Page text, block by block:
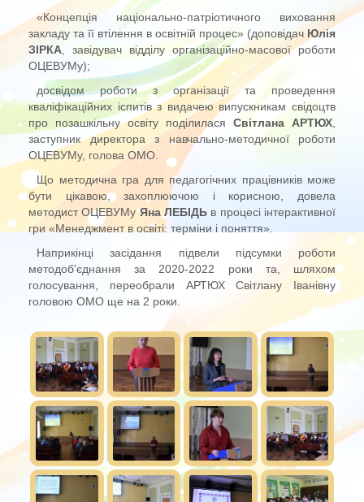
«Концепція національно-патріотичного виховання
закладу та її втілення в освітній процес» (доповідач Юлія
ЗІРКА , завідувач відділу організаційно-масової роботи
ОЦЕВУМу);
досвідом роботи з організації та проведення
кваліфікаційних іспитів з видачею випускникам свідоцтв
про позашкільну освіту поділилася Світлана АРТЮХ
заступник директора з навчально-методичної роботи
ОЦЕВУМу, голова ОМО.
Що методична гра для педагогічних працівників може
бути цікавою, захоплюючою і корисною, довела
методист ОЦЕВУМуЯна ЛЕБІДЬ в процесі інтерактивної
гри «Менеджмент в освіті: терміни і поняття».
Наприкінці засідання підвели підсумки роботи
методоб'єднання за 2020-2022 роки та, шляхом
голосування, переобрали АРТЮХ Світлану Іванівну
головою ОМО ще на 2 роки.